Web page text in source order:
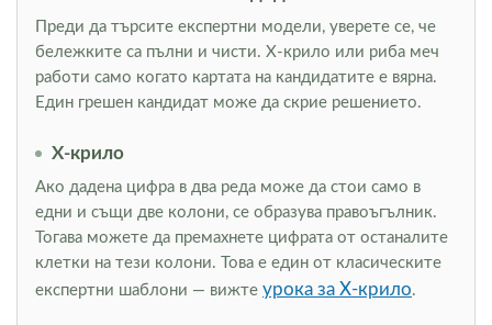
Преди да търсите експертни модели, уверете се, че
бележките са пълни и чисти. Х-крило или риба меч
работи само когато картата на кандидатите е вярна.
Един грешен кандидат може да скрие решението.
Х-крило
Ако дадена цифра в два реда може да стои само в
едни и същи две колони, се образува правоъгълник.
Тогава можете да премахнете цифрата от останалите
клетки на тези колони. Това е един от класическите
експертни шаблони — вижте урока за Х-крило.